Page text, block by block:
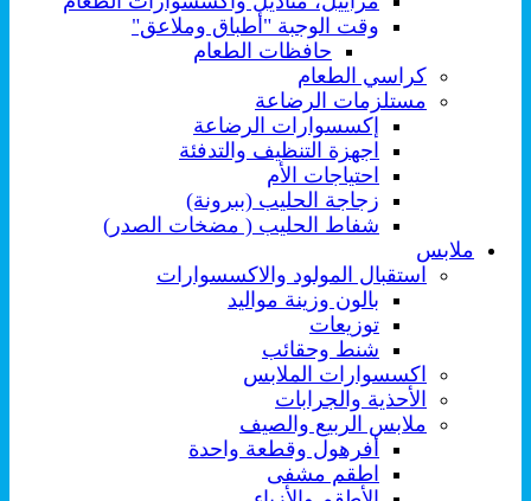
وقت الوجبة "أطباق وملاعق"
حافظات الطعام
كراسي الطعام
مستلزمات الرضاعة
إكسسوارات الرضاعة
اجهزة التنظيف والتدفئة
احتياجات الأم
زجاجة الحليب (ببرونة)
شفاط الحليب ( مضخات الصدر)
ملابس
استقبال المولود والاكسسوارات
بالون وزينة مواليد
توزيعات
شنط وحقائب
اكسسوارات الملابس
الأحذية والجرابات
ملابس الربيع والصيف
أفرهول وقطعة واحدة
اطقم مشفى